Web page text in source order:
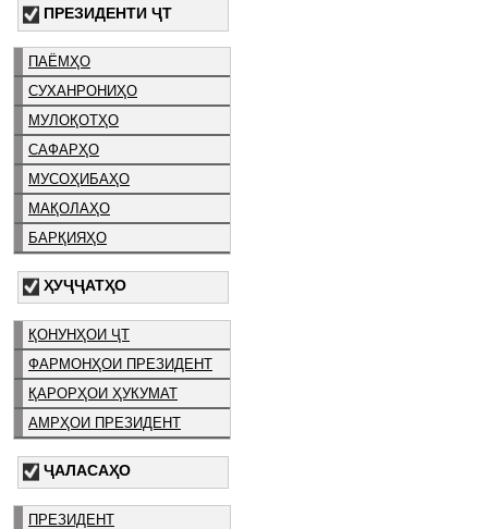
ПРЕЗИДЕНТИ ҶТ
ПАЁМҲО
СУХАНРОНИҲО
МУЛОҚОТҲО
САФАРҲО
МУСОҲИБАҲО
МАҚОЛАҲО
БАРҚИЯҲО
ҲУҶҶАТҲО
ҚОНУНҲОИ ҶТ
ФАРМОНҲОИ ПРЕЗИДЕНТ
ҚАРОРҲОИ ҲУКУМАТ
АМРҲОИ ПРЕЗИДЕНТ
ҶАЛАСАҲО
ПРЕЗИДЕНТ